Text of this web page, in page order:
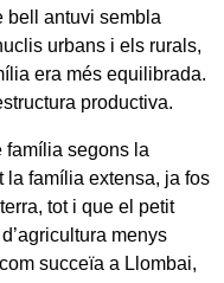
bell antuvi sembla
urbans i els rurals,
era més equilibrada.
productiva.
família segons la
la família extensa, ja fos
tot i que el petit
menys
succeïa a Llombai,